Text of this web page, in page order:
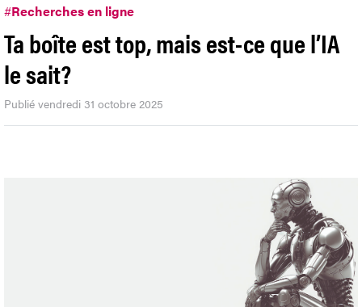
#Recherches en ligne
Ta boîte est top, mais est-ce que l’IA
le sait?
Publié vendredi 31 octobre 2025